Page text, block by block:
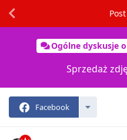
Ogólne dyskusje
Sprzedaż
Facebook
Post